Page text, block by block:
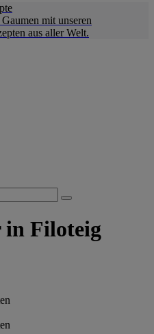
mit unseren
aus aller Welt.
in Filoteig